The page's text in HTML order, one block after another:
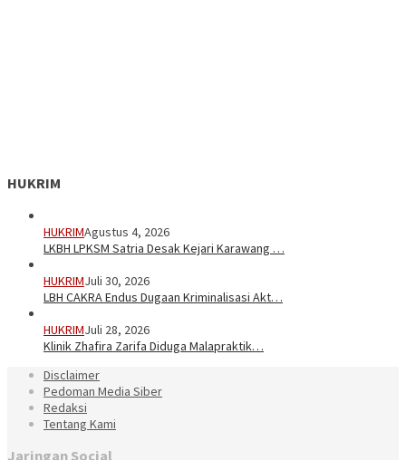
HUKRIM
HUKRIMAgustus 4, 2026
LKBH LPKSM Satria Desak Kejari Karawang …
HUKRIMJuli 30, 2026
LBH CAKRA Endus Dugaan Kriminalisasi Akt…
HUKRIMJuli 28, 2026
Klinik Zhafira Zarifa Diduga Malapraktik…
Disclaimer
Pedoman Media Siber
Redaksi
Tentang Kami
Jaringan Social